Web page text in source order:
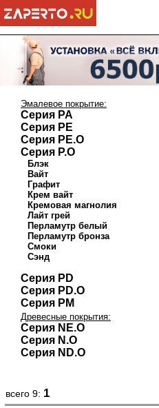
Эмалевое покрытие:
Серия PA
Серия PE
Серия PE.O
Серия P.O
Блэк
Вайт
Графит
Крем вайт
Кремовая магнолия
Лайт грей
Перламутр белый
Перламутр бронза
Смоки
Сэнд
Серия PD
Серия PD.O
Серия PM
Древесные покрытия:
Серия NE.O
Серия N.O
Серия ND.O
всего 9: 1